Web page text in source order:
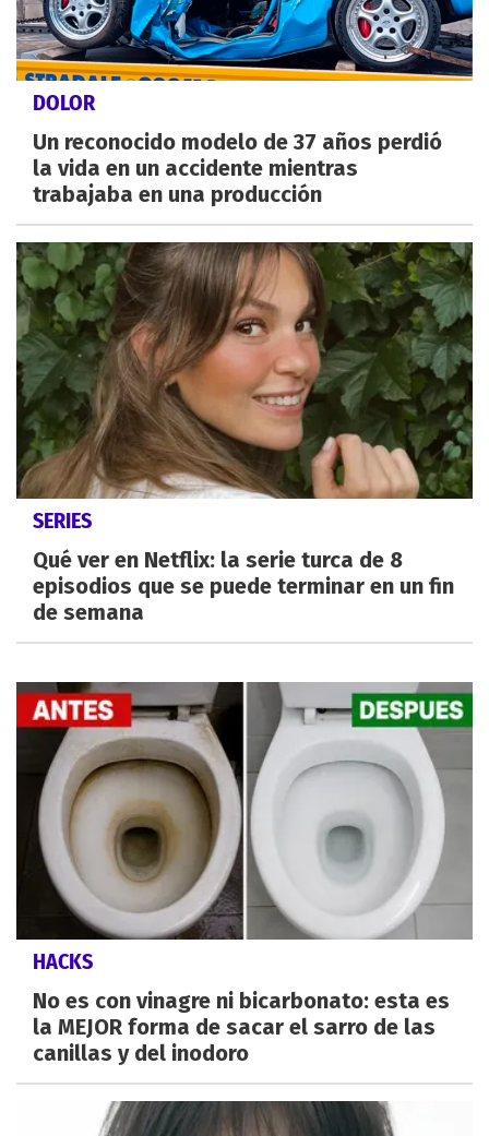
DOLOR
Un reconocido modelo de 37 años perdió
la vida en un accidente mientras
trabajaba en una producción
SERIES
Qué ver en Netflix: la serie turca de 8
episodios que se puede terminar en un fin
de semana
HACKS
No es con vinagre ni bicarbonato: esta es
la MEJOR forma de sacar el sarro de las
canillas y del inodoro